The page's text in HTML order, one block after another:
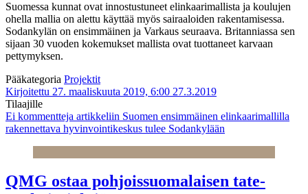
Suomessa kunnat ovat innostustuneet elinkaarimallista ja koulujen
ohella mallia on alettu käyttää myös sairaaloiden rakentamisessa.
Sodankylän on ensimmäinen ja Varkaus seuraava. Britanniassa sen
sijaan 30 vuoden kokemukset mallista ovat tuottaneet karvaan
pettymyksen.
Pääkategoria Projektit
Kirjoitettu 27. maaliskuuta 2019, 6:00 27.3.2019
Tilaajille
Ei kommentteja artikkeliin Suomen ensimmäinen elinkaarimallilla
rakennettava hyvinvointikeskus tulee Sodankylään
QMG ostaa pohjoissuomalaisen tate-